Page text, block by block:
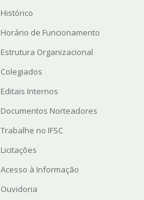
Histórico
Horário de Funcionamento
Estrutura Organizacional
Colegiados
Editais Internos
Documentos Norteadores
Trabalhe no IFSC
Licitações
Acesso à Informação
Ouvidoria